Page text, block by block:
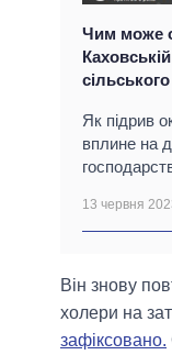
Чим може
Як підрив
вплине на
13 червня
Він знову
холери на
зафіксовано.